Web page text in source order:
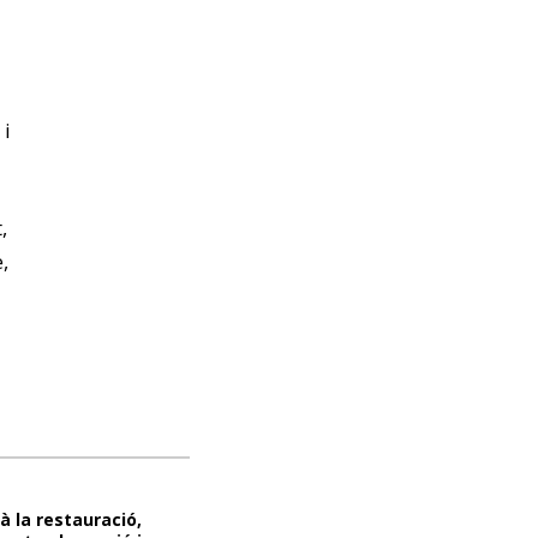
i
la restauració,